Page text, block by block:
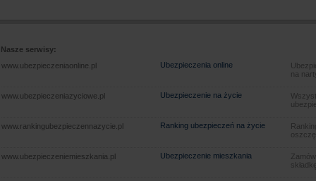
Nasze serwisy:
www.ubezpieczeniaonline.pl
Ubezpieczenia online
na
www.ubezpieczeniazyciowe.pl Ubezpieczenie na życie
www.rankingubezpieczennazycie.pl Ranking ubezpieczeń na życie
www.ubezpieczeniemieszkania.pl Ubezpieczenie mieszkania